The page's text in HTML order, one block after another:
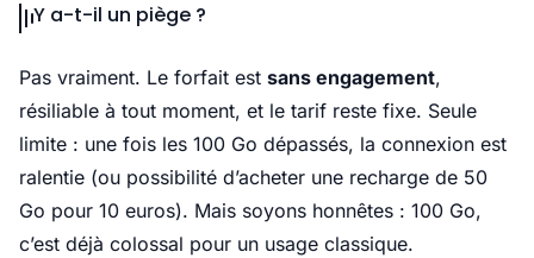
Y a-t-il un piège ?
Pas vraiment. Le forfait est sans engagement,
résiliable à tout moment, et le tarif reste fixe. Seule
limite : une fois les 100 Go dépassés, la connexion est
ralentie (ou possibilité d’acheter une recharge de 50
Go pour 10 euros). Mais soyons honnêtes : 100 Go,
c’est déjà colossal pour un usage classique.